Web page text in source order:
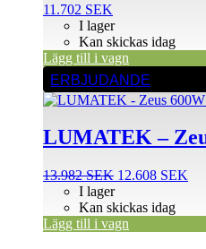
11.702 SEK
I lager
Kan skickas idag
Lägg till i vagn
ERBJUDANDE
LUMATEK –
13.982SEK Det
priset
var:
12.608 SEK
I lager
Kan skickas idag
Lägg till i vagn